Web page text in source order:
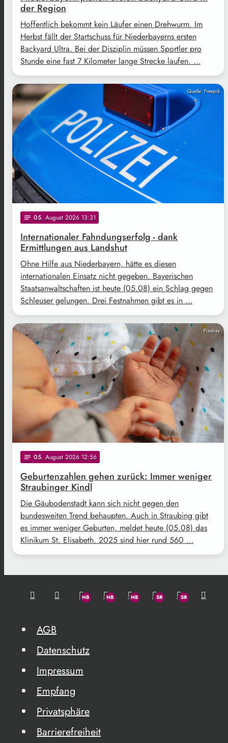
der Region
Hoffentlich bekommt kein Läufer einen Drehwurm. Im
Herbst fällt der Startschuss für Niederbayerns ersten
Backyard Ultra. Bei der Disziplin müssen Sportler pro
Stunde eine fast 7 Kilometer lange Strecke laufen. …
Quelle: Freepik
notes 05. August 2026 13:31
Internationaler Fahndungserfolg - dank
Ermittlungen aus Landshut
Ohne Hilfe aus Niederbayern, hätte es diesen
internationalen Einsatz nicht gegeben. Bayerischen
Staatsanwaltschaften ist heute (05.08) ein Schlag gegen
Schleuser gelungen. Drei Festnahmen gibt es in …
Pixabay
notes 05. August 2026 12:56
Geburtenzahlen gehen zurück: Immer weniger
Straubinger Kindl
Die Gäubodenstadt kann sich nicht gegen den
bundesweiten Trend behaupten. Auch in Straubing gibt
es immer weniger Geburten, meldet heute (05.08) das
Klinikum St. Elisabeth. 2025 sind hier rund 560 …
AGB
Datenschutz
Impressum
Empfang
Privatsphäre
Barrierefreiheit